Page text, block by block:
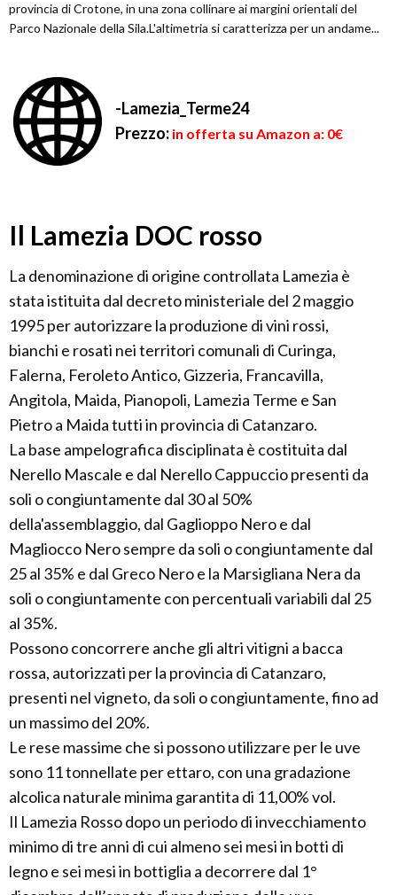
provincia di Crotone, in una zona collinare ai margini orientali del
Parco Nazionale della Sila.L'altimetria si caratterizza per un andame...
-Lamezia_Terme24
Prezzo: in offerta su Amazon a: 0€
Il Lamezia DOC rosso
La denominazione di origine controllata Lamezia è
stata istituita dal decreto ministeriale del 2 maggio
1995 per autorizzare la produzione di vini rossi,
bianchi e rosati nei territori comunali di Curinga,
Falerna, Feroleto Antico, Gizzeria, Francavilla,
Angitola, Maida, Pianopoli, Lamezia Terme e San
Pietro a Maida tutti in provincia di Catanzaro.
La base ampelografica disciplinata è costituita dal
Nerello Mascale e dal Nerello Cappuccio presenti da
soli o congiuntamente dal 30 al 50%
della'assemblaggio, dal Gaglioppo Nero e dal
Magliocco Nero sempre da soli o congiuntamente dal
25 al 35% e dal Greco Nero e la Marsigliana Nera da
soli o congiuntamente con percentuali variabili dal 25
al 35%.
Possono concorrere anche gli altri vitigni a bacca
rossa, autorizzati per la provincia di Catanzaro,
presenti nel vigneto, da soli o congiuntamente, fino ad
un massimo del 20%.
Le rese massime che si possono utilizzare per le uve
sono 11 tonnellate per ettaro, con una gradazione
alcolica naturale minima garantita di 11,00% vol.
Il Lamezia Rosso dopo un periodo di invecchiamento
minimo di tre anni di cui almeno sei mesi in botti di
legno e sei mesi in bottiglia a decorrere dal 1°